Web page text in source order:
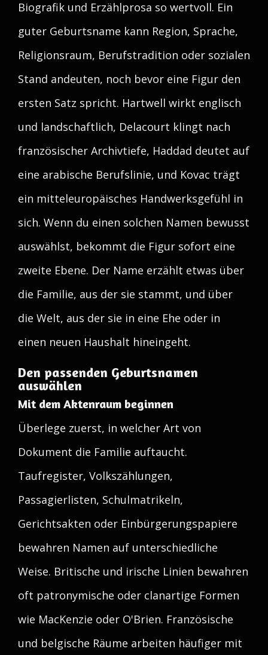
Biografik und Erzählprosa so wertvoll. Ein
guter Geburtsname kann Region, Sprache,
Religionsraum, Berufstradition oder sozialen
Stand andeuten, noch bevor eine Figur den
ersten Satz spricht. Hartwell wirkt englisch
und landschaftlich, Delacourt klingt nach
französischer Archivtiefe, Haddad deutet auf
eine arabische Berufslinie, und Kovac trägt
ein mitteleuropäisches Handwerksgefühl in
sich. Wenn du einen solchen Namen bewusst
auswählst, bekommt die Figur sofort eine
zweite Ebene. Der Name erzählt etwas über
die Familie, aus der sie stammt, und über
die Welt, aus der sie in eine Ehe oder in
einen neuen Haushalt hineingeht.
Den passenden Geburtsnamen
auswählen
Mit dem Aktenraum beginnen
Überlege zuerst, in welcher Art von
Dokument die Familie auftaucht.
Taufregister, Volkszählungen,
Passagierlisten, Schulmatrikeln,
Gerichtsakten oder Einbürgerungspapiere
bewahren Namen auf unterschiedliche
Weise. Britische und irische Linien bewahren
oft patronymische oder clanartige Formen
wie MacKenzie oder O'Brien. Französische
und belgische Räume arbeiten häufiger mit